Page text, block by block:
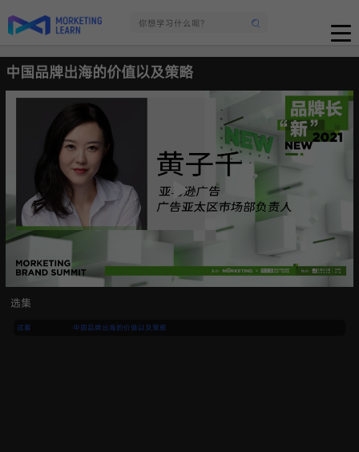
中国品牌出海的价值以及策略
选集
试看 中国品牌出海的价值以及策略